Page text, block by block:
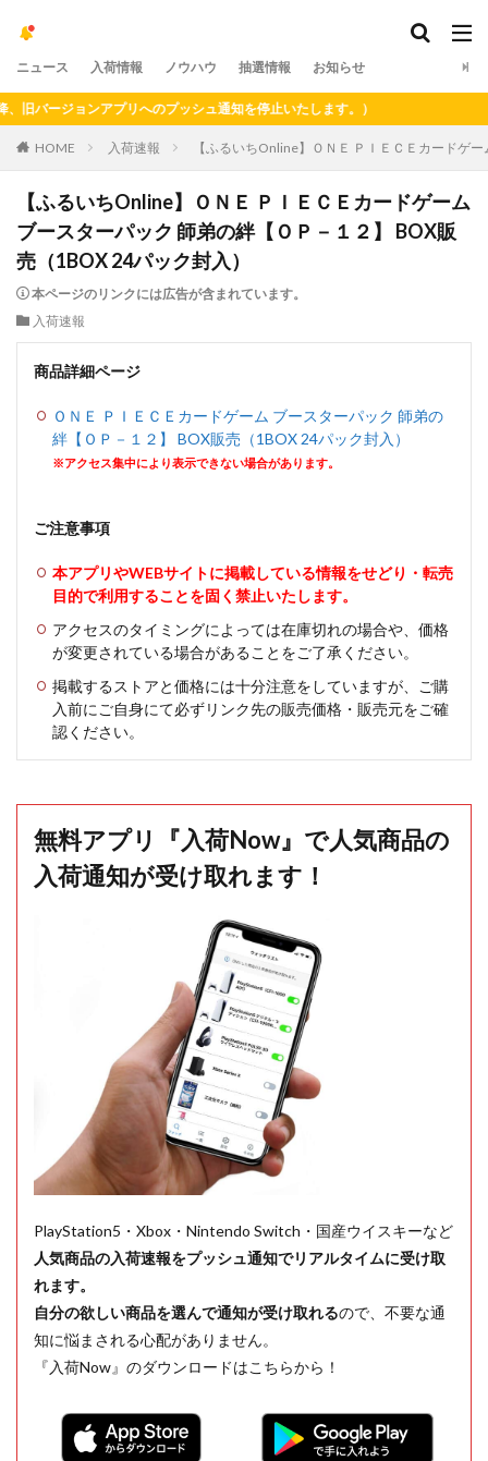
ニュース 入荷情報 ノウハウ 抽選情報 お知らせ
ージョンアプリへのプッシュ通知を停止いたします。）
HOME 入荷速報 【ふるいちOnline】ＯＮＥ ＰＩＥＣＥカードゲ
【ふるいちOnline】ＯＮＥ ＰＩＥＣＥカードゲーム
ブースターパック 師弟の絆【ＯＰ－１２】 BOX販
売（1BOX 24パック封入）
本ページのリンクには広告が含まれています。
入荷速報
商品詳細ページ
ＯＮＥ ＰＩＥＣＥカードゲーム ブースターパック 師弟の
絆【ＯＰ－１２】 BOX販売（1BOX 24パック封入）
※アクセス集中により表示できない場合があります。
ご注意事項
本アプリやWEBサイトに掲載している情報をせどり・転売
目的で利用することを固く禁止いたします。
アクセスのタイミングによっては在庫切れの場合や、価格
が変更されている場合があることをご了承ください。
掲載するストアと価格には十分注意をしていますが、ご購
入前にご自身にて必ずリンク先の販売価格・販売元をご確
認ください。
無料アプリ『入荷Now』で人気商品の
入荷通知が受け取れます！
PlayStation5・Xbox・Nintendo Switch・国産ウイスキーなど
人気商品の入荷速報をプッシュ通知でリアルタイムに受け取
れます。
自分の欲しい商品を選んで通知が受け取れるので、不要な通
知に悩まされる心配がありません。
『入荷Now』のダウンロードはこちらから！